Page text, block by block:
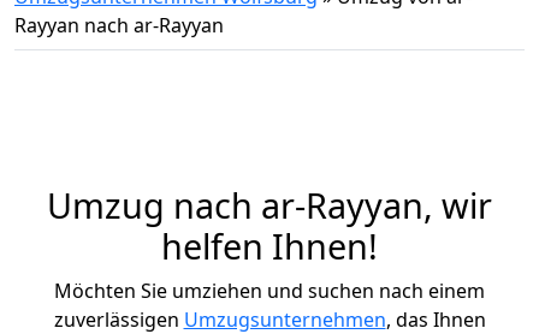
Rayyan nach ar-Rayyan
Umzug nach ar-Rayyan, wir
helfen Ihnen!
Möchten Sie umziehen und suchen nach einem
zuverlässigen Umzugsunternehmen, das Ihnen